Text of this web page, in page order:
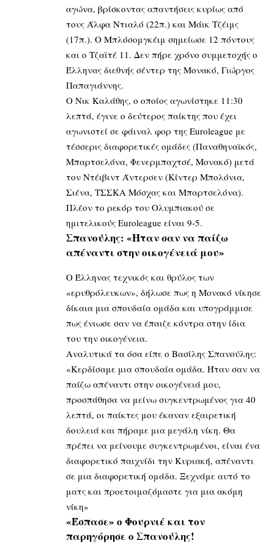
αγώνα, βρίσκοντας απαντήσεις κυρίως από
τους Άλφα Ντιαλό (22π.) και Μάικ Τζέιμς
(17π.). Ο Μπλόσομγκέιμ σημείωσε 12 πόντους
και ο Τζαϊτέ 11. Δεν πήρε χρόνο συμμετοχής ο
Έλληνας διεθνής σέντερ της Μονακό, Γιώργος
Παπαγιάννης.
Ο Νικ Καλάθης, o οποίος αγωνίστηκε 11:30
λεπτά, έγινε ο δεύτερος παίκτης που έχει
αγωνιστεί σε φάιναλ φορ της Εuroleague με
τέσσερις διαφορετικές ομάδες (Παναθηναϊκός,
Μπαρτσελόνα, Φενερμπαχτσέ, Μονακό) μετά
τον Ντέιβιντ Άντερσεν (Κίντερ Μπολόνια,
Σιένα, ΤΣΣΚΑ Μόσχας και Μπαρτσελόνα).
Πλέον το ρεκόρ του Ολυμπιακού σε
ημιτελικούς Euroleague είναι 9-5.
Σπανούλης: «Ήταν σαν να παίζω
απέναντι στην οικογένειά μου»
Ο Έλληνας τεχνικός και θρύλος των
«ερυθρόλευκων», δήλωσε πως η Μονακό νίκησε
δίκαια μια σπουδαία ομάδα και υπογράμμισε
πως ένιωσε σαν να έπαιζε κόντρα στην ίδια
του την οικογένεια.
Αναλυτικά τα όσα είπε ο Βασίλης Σπανούλης:
«Κερδίσαμε μια σπουδαία ομάδα. Ήταν σαν να
παίζω απέναντι στην οικογένειά μου,
προσπάθησα να μείνω συγκεντρωμένος για 40
λεπτά, οι παίκτες μου έκαναν εξαιρετική
δουλειά και πήραμε μια μεγάλη νίκη. Θα
πρέπει να μείνουμε συγκεντρωμένοι, είναι ένα
διαφορετικό παιχνίδι την Κυριακή, απέναντι
σε μια διαφορετική ομάδα. Ξεχνάμε αυτό το
ματς και προετοιμαζόμαστε για μια ακόμη
νίκη»
«Έσπασε» ο Φουρνιέ και τον
παρηγόρησε ο Σπανούλης!